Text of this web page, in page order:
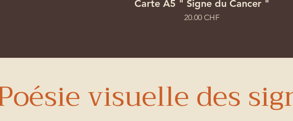
Carte A5 " Signe du Cancer "
Prix
20.00 CHF
visuelle des